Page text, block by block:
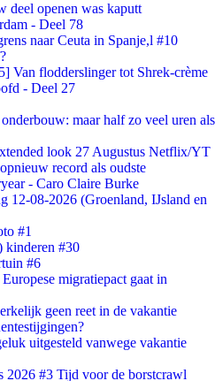
openen was kaputt
- Deel 78
naar Ceuta in Spanje,l #10
Van flodderslinger tot Shrek-crème
- Deel 27
maar half zo veel uren als
look 27 Augustus Netflix/YT
record als oudste
- Caro Claire Burke
12-08-2026 (Groenland, IJsland en
#1
kinderen #30
#6
migratiepact gaat in
geen reet in de vakantie
uitgesteld vanwege vakantie
2026 #3 Tijd voor de borstcrawl